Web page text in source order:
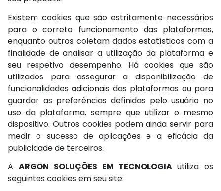
Existem cookies que são estritamente necessários
para o correto funcionamento das plataformas,
enquanto outros coletam dados estatísticos com a
finalidade de analisar a utilização da plataforma e
seu respetivo desempenho. Há cookies que são
utilizados para assegurar a disponibilização de
funcionalidades adicionais das plataformas ou para
guardar as preferências definidas pelo usuário no
uso da plataforma, sempre que utilizar o mesmo
dispositivo. Outros cookies podem ainda servir para
medir o sucesso de aplicações e a eficácia da
publicidade de terceiros.
A ARGON SOLUÇÕES EM TECNOLOGIAutiliza os
seguintes cookies em seu site: